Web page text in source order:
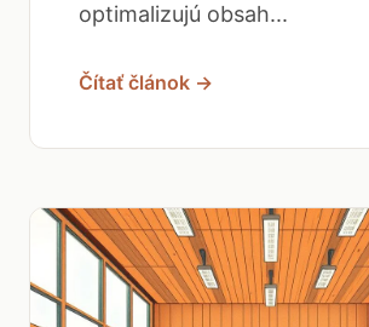
optimalizujú obsah...
Čítať článok →